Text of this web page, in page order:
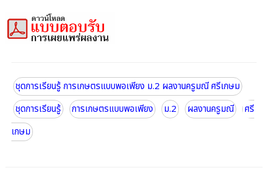
ชุดการเรียนรู้ การเกษตรแบบพอเพียง ม.2 ผลงานครูมณี ศรีเกษม
ชุดการเรียนรู้
การเกษตรแบบพอเพียง ม.2 ผลงานครูมณี
ศรี
เกษม